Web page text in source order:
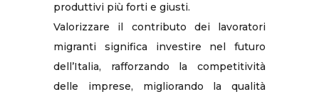
produttivi più forti e giusti.
Valorizzare il contributo dei lavoratori
migranti significa investire nel futuro
dell’Italia, rafforzando la competitività
delle imprese, migliorando la qualità